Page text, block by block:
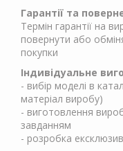
Гарантії та
Термін гарантії на
повернути або
покупки
Індивідуальне
- вибір моделі в
матеріал виробу)
- виготовлення
завданням
- розробка